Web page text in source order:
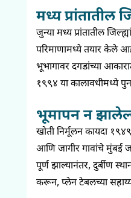
मध्य प्रांतातील
जुन्या मध्य प्रांतातील
परिमाणामध्ये तयार केले
भूभागावर दगडांच्या
१९९४ या कालावधीमध्ये
भूमापन न
खोती निर्मूलन कायदा १९४९
आणिजागीरगावांचे मुंबई
पूर्ण झाल्यानंतर, दुर्बीण
करून, प्लेनटेबलच्या